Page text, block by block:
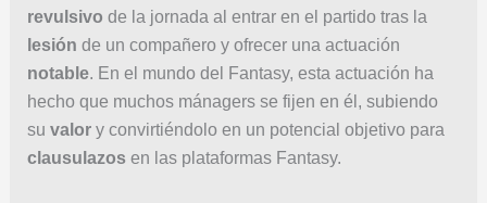
revulsivo de la jornada al entrar en el partido tras la
lesión de un compañero y ofrecer una actuación
notable. En el mundo del Fantasy, esta actuación ha
hecho que muchos mánagers se fijen en él, subiendo
su valory convirtiéndolo en un potencial objetivo para
clausulazos en las plataformas Fantasy.